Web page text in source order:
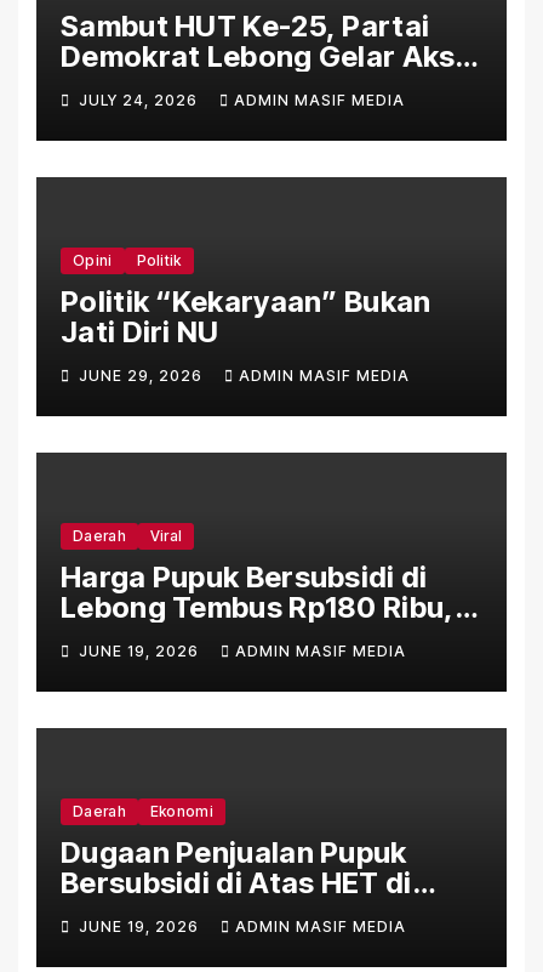
Sambut HUT Ke-25, Partai
Demokrat Lebong Gelar Aksi
Bersih Rumah Ibadah Lewat
Gerakan Indonesia Asri
Langit Biru
JULY 24, 2026 ADMIN MASIF MEDIA
Opini Politik
Politik “Kekaryaan” Bukan
Jati Diri NU
JUNE 29, 2026 ADMIN MASIF MEDIA
Daerah Viral
Harga Pupuk Bersubsidi di
Lebong Tembus Rp180 Ribu,
Jauh Lampaui HET Permentan
No. 15/2025
JUNE 19, 2026 ADMIN MASIF MEDIA
Daerah Ekonomi
Dugaan Penjualan Pupuk
Bersubsidi di Atas HET di
Sejumlah Daerah Bengkulu
JUNE 19, 2026 ADMIN MASIF MEDIA